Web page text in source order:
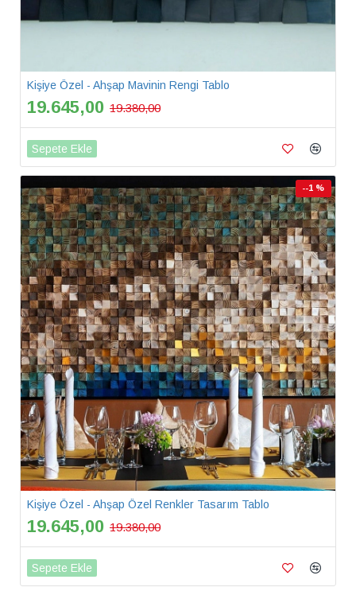
Kişiye Özel - Ahşap Mavinin Rengi Tablo
19.645,00 19.380,00
Sepete Ekle
--1 %
Kişiye Özel - Ahşap Özel Renkler Tasarım Tablo
19.645,00 19.380,00
Sepete Ekle